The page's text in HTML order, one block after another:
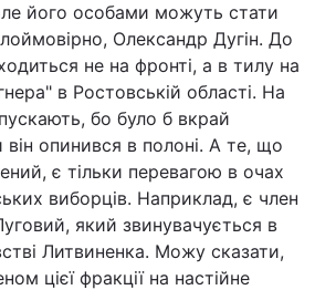
його особами можуть стати
Олександр Дугін. До
не на фронті, а в тилу на
в Ростовській області. На
бо було б вкрай
опинився в полоні. А те, що
є тільки перевагою в очах
виборців. Наприклад, є член
який звинувачується в
Литвиненка. Можу сказати,
цієї фракції на настійне